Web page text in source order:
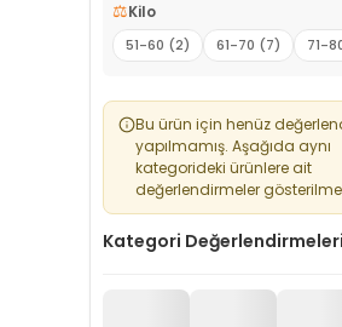
⚖️Kilo
51-60 (2)
61-70 (7) 71-
Bu ürün için henüz
yapılmamış. Aşağıda aynı
kategorideki ürünlere ait
değerlendirmeler
Kategori